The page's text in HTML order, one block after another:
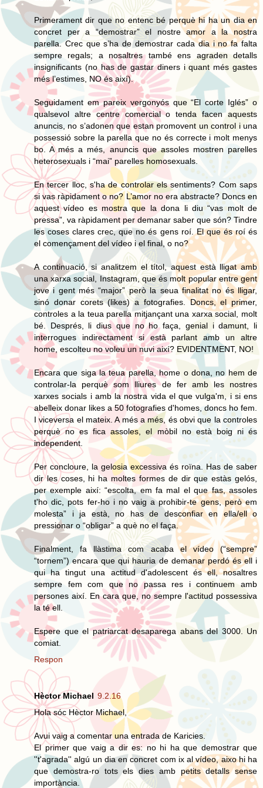
Primerament dir que no entenc bé perquè hi ha un dia en
concret per a “demostrar” el nostre amor a la nostra
parella. Crec que s’ha de demostrar cada dia i no fa falta
sempre regals; a nosaltres també ens agraden detalls
insignificants (no has de gastar diners i quant més gastes
més l’estimes, NO és així).
Seguidament em pareix vergonyós que “El corte Iglés” o
qualsevol altre centre comercial o tenda facen aquests
anuncis, no s’adonen que estan promovent un control i una
possessió sobre la parella que no és correcte i molt menys
bo. A més a més, anuncis que assoles mostren parelles
heterosexuals i “mai” parelles homosexuals.
En tercer lloc, s'ha de controlar els sentiments? Com saps
si vas ràpidament o no? L’amor no era abstracte? Doncs en
aquest vídeo es mostra que la dona li diu “vas molt de
pressa”, va ràpidament per demanar saber que són? Tindre
les coses clares crec, que no és gens roí. El que és roí és
el començament del vídeo i el final, o no?
A continuació, si analitzem el títol, aquest està lligat amb
una xarxa social, Instagram, que és molt popular entre gent
jove i gent més “major” però la seua finalitat no és lligar,
sinó donar corets (likes) a fotografies. Doncs, el primer,
controles a la teua parella mitjançant una xarxa social, molt
bé. Després, li dius que no ho faça, genial i damunt, li
interrogues indirectament si està parlant amb un altre
home, escolteu no voleu un nuvi així? EVIDENTMENT, NO!
Encara que siga la teua parella, home o dona, no hem de
controlar-la perquè som lliures de fer amb les nostres
xarxes socials i amb la nostra vida el que vulga'm, i si ens
abelleix donar likes a 50 fotografies d'homes, doncs ho fem.
I viceversa el mateix. A més a més, és obvi que la controles
perquè no es fica assoles, el mòbil no està boig ni és
independent.
Per concloure, la gelosia excessiva és roïna. Has de saber
dir les coses, hi ha moltes formes de dir que estàs gelós,
per exemple així: “escolta, em fa mal el que fas, assoles
t'ho dic, pots fer-ho i no vaig a prohibir-te gens, però em
molesta” i ja està, no has de desconfiar en ella/ell o
pressionar o “obligar” a què no el faça.
Finalment, fa llàstima com acaba el vídeo (“sempre”
“tornem”) encara que qui hauria de demanar perdó és ell i
qui ha tingut una actitud d'adolescent és ell, nosaltres
sempre fem com que no passa res i continuem amb
persones així. En cara que, no sempre l'actitud possessiva
la té ell.
Espere que el patriarcat desaparega abans del 3000. Un
comiat.
Respon
Hèctor Michael 9.2.16
Hola sóc Hèctor Michael,
Avui vaig a comentar una entrada de Karicies.
El primer que vaig a dir es: no hi ha que demostrar que
''t'agrada'' algú un dia en concret com ix al vídeo, aixo hi ha
que demostra-ro tots els dies amb petits detalls sense
importància.